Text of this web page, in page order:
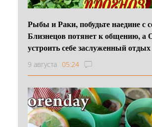
Рыбы и Раки, побудьте наедине с
Близнецов потянет к общению, а
устроить себе заслуженный отдых
9 августа 05:24